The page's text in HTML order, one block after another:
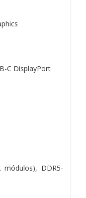
C DisplayPort
módulos), DDR5-